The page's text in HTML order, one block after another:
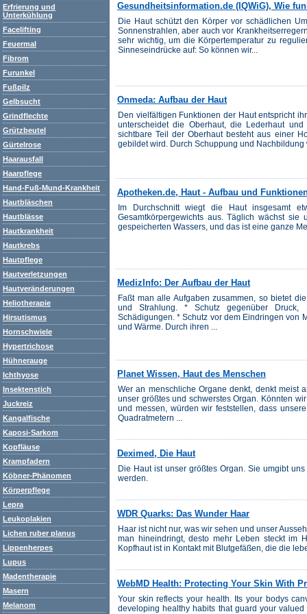
Gesundheitsinformation.de (IQWiG), Wie
Die Haut schützt den Körper vor schädlichen
Sonnenstrahlen, aber auch vor
sehr wichtig, um die Körpertemperatur zu
Sinneseindrücke auf: So können wir...
Onmeda: Aufbau der Haut
Den vielfältigen Funktionen der Haut entspricht
unterscheidet die Oberhaut, die Lederhaut
sichtbare Teil der Oberhaut besteht aus einer
gebildet wird. Durch Schuppung und Nachbildung
Apotheken.de, Haut - Aufbau und
Im Durchschnitt wiegt die Haut insgesamt
Gesamtkörpergewichts aus. Täglich wächst
gespeicherten Wassers, und das ist eine ganze
MedizInfo: Der Aufbau der Haut
Faßt man alle Aufgaben zusammen, so bietet
und Strahlung. * Schutz gegenüber
Schädigungen. * Schutz vor dem Eindringen von
und Wärme. Durch ihren ...
Planet Wissen, Haut des Menschen
Wer an menschliche Organe denkt, denkt meist
unser größtes und schwerstes Organ. Könnten
und messen, würden wir feststellen, dass
Quadratmetern ...
Deximed, Die Haut
Die Haut ist unser größtes Organ. Sie umgibt
werden.
WDR Quarks: Das Wunder Haar
Haar ist nicht nur, was wir sehen und unser
man hineindringt, desto mehr Leben steckt im
Kopfhaut ist in Kontakt mit Blutgefäßen, die die
WebMD Health: Protecting Your Skin With
Your skin reflects your health. Its your bodys
developing healthy habits that guard your
Erfrierung und
Unterkühlung
Facelifting
Feuermal
Fibrom
Furunkel
Fußpilz
Gelbsucht
Grindflechte
Grützbeutel
Gürtelrose
Haarausfall
Haarpflege
Hand-Fuß-Mund-Krankheit
Hautbläschen
Hautblässe
Hautkrankheit
Hautkrebs
Hautpflege
Hautverletzungen
Hautveränderungen
Heliotherapie
Hirsutismus
Hornschwiele
Hypertrichose
Hühnerauge
Ichthyose
Insektenstich
Juckreiz
Kangalfische
Kaposi-Sarkom
Kopfläuse
Krampfadern
Köbner-Phänomen
Körperpflege
Lepra
Leukoplakien
Lichen ruber planus
Lippenherpes
Lupus
Madentherapie
Masern
Melanom